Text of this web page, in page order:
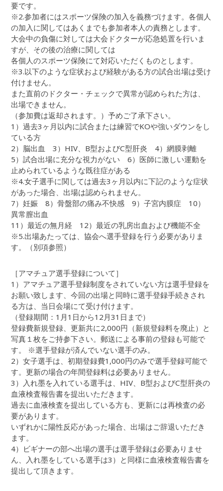
要です。
※2.参加者にはスポーツ保険の加入を義務づけます。各個人
の加入に関してはあくまでも参加者本人の責務とします。
大会中の負傷に対しては大会ドクターが応急処置を行いま
すが、その後の治療に関しては
各個人のスポーツ保険にて対応いただくものとします。
※3.以下のような症状および経験がある方の試合出場は受け
付けません。
また直前のドクター・チェックで異常が認められた方は、
出場できません。
（参加費は返却されます。）予めご了承下さい。
1）過去3ヶ月以内に試合または練習でKOや強いダウンをし
ている方
2）脳出血 3）HIV、B型およびC型肝炎 4）網膜剥離
5）試合出場に充分な視力がない 6）医師に激しい運動を
止められているような既往症がある
※4.女子選手に関しては過去3ヶ月以内に下記のような症状
があった場合、出場は認められません。
7）妊娠 8）骨盤部の痛み不快感 9）子宮内膜症 10）
異常膣出血
11）最近の無月経 12）最近の乳房出血および機能不全
※5.出場あたっては、協会へ選手登録を行う必要がありま
す。（別項参照）
［アマチュア選手登録について］
1）アマチュア選手登録制度をされていない方は選手登録を
お願い致します、今回の出場と同時に選手登録手続きされ
る方は、当日会場にて受け付けます。
（登録期間：1月1日から12月31日まで）
登録費新規登録、更新共に2,000円（新規登録料を廃止）と
写真１枚をご持参下さい。郵送による事前の登録も可能で
す。 ※選手登録が済んでいない選手のみ。
2）女子選手は、初期登録費1,000円のみで選手登録可能で
す。更新の場合の年間登録料は必要ありません。
3）入れ墨を入れている選手は、HIV、B型およびC型肝炎の
血液検査報告書を提出いただきます。
過去に血液検査を提出している方も、更新には再検査の必
要があります。
いずれかに陽性反応があった場合、出場はご辞退いただき
ます。
4）ビギナーの部へ出場の選手は選手登録は必要ありませ
ん、入れ墨をしている選手は3）と同様に血液検査報告書を
提出して頂きます。